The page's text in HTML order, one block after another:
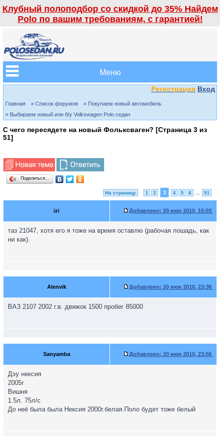
Клубный полоподбор со скидкой до 35% Найдем
Polo по вашим требованиям, с гарантией!
Меню
Регистрация Вход
Главная » Список форумов
» Покупаем новый автомобиль
» Выбираем новый или б/у Volkswagen Polo седан
С чего пересядете на новый Фольксваген? [Страница 3 из
51]
Поделиться…
На страницу 1 2 3 4 5 6 51
izi Добавлено: 20 июн 2010, 15:03
таз 21047, хотя его я тоже на время оставлю (рабочая лошадь, как
ни как).
Alenvik Добавлено: 20 июн 2010, 23:36
ВАЗ 2107 2002 г.в. движок 1500 пробег 85000
Sanyаmba Добавлено: 20 июн 2010, 23:56
Дэу нексия
2005г
Вишня
1.5л. 75л/с
До неё была была Нексия 2000г.белая.Поло будет тоже белый